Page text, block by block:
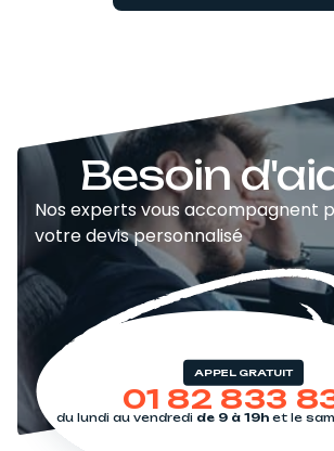
Besoin
Nos experts vous accompagnent
votre devis personnalisé
APPEL GRATUIT
01 82 833
du lundi au vendredi de 9 à 19h et le